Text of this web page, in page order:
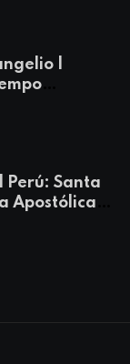
|
22-23
Perú: Santa
Apostólica